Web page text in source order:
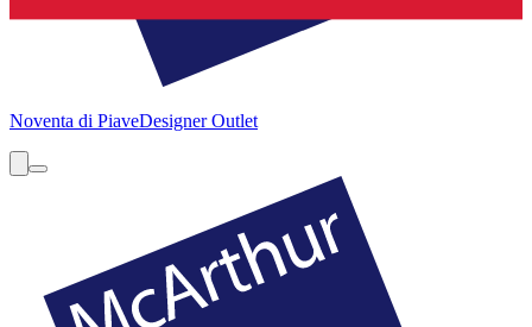
Noventa di PiaveDesigner Outlet